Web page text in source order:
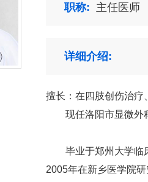
职称: 主任医
详细介绍:
擅长：在四肢创伤治疗
现任洛阳市显微外科
毕业于郑州大学临床
2005年在新乡医学院